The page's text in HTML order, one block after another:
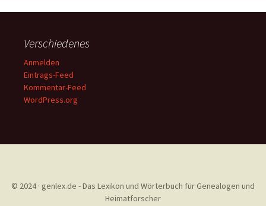
Verschiedenes
Anmelden
Eintrags-Feed
Kommentar-Feed
WordPress.org
© 2024 · genlex.de - Das Lexikon und Wörterbuch für Genealogen und
Heimatforscher